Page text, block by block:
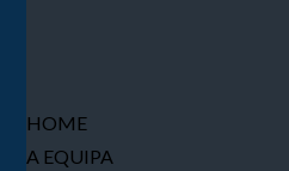
HOME
A EQUIPA